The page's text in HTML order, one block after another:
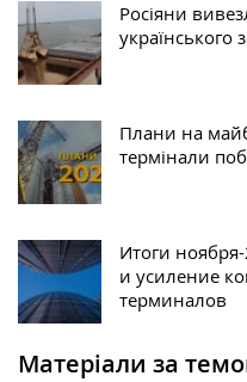
Росіяни
українського
Плани на
термінали
Итоги
и усиление
терминалов
Матеріали за